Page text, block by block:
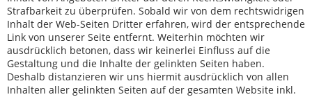
Strafbarkeit zu überprüfen. Sobald wir von dem rechtswidrigen
Inhalt der Web-Seiten Dritter erfahren, wird der entsprechende
Link von unserer Seite entfernt. Weiterhin möchten wir
ausdrücklich betonen, dass wir keinerlei Einfluss auf die
Gestaltung und die Inhalte der gelinkten Seiten haben.
Deshalb distanzieren wir uns hiermit ausdrücklich von allen
Inhalten aller gelinkten Seiten auf der gesamten Website inkl.